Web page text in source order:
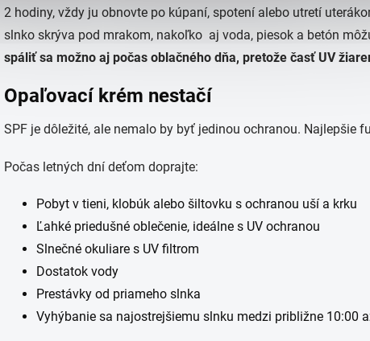
2 hodiny, vždy ju obnovte po kúpaní, spotení alebo utretí
slnko skrýva pod mrakom, nakoľko aj voda, piesok a betón
spáliť sa možno aj počas oblačného dňa, pretože časť UV
Opaľovací krém nestačí
SPF je dôležité, ale nemalo by byť jedinou ochranou. Najlepšie
Počas letných dní deťom doprajte:
Pobyt v tieni, klobúk alebo šiltovku s ochranou uší a krku
Ľahké priedušné oblečenie, ideálne s UV ochranou
Slnečné okuliare s UV filtrom
Dostatok vody
Prestávky od priameho slnka
Vyhýbanie sa najostrejšiemu slnku medzi približne 10:00